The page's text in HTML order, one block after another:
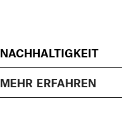
NACHHALTIGKEIT
MEHR ERFAHREN